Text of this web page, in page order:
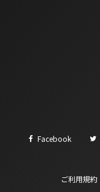
Facebook
ご利用規約